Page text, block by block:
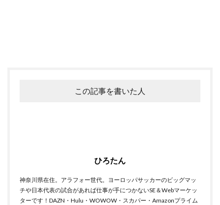
この記事を書いた人
ひろたん
神奈川県在住。アラフォー世代。ヨーロッパサッカーのビッグマッ
チや日本代表の試合があれば仕事が手につかないSE＆Webマーケッ
ターです！DAZN・Hulu・WOWOW・スカパー・Amazonプライム